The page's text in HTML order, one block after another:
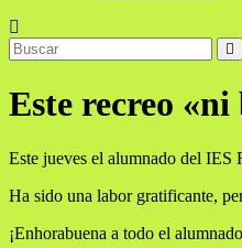
Este recreo
Este jueves el alumnado del IES
Ha sido una labor gratificante,
¡Enhorabuena a todo el